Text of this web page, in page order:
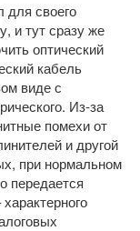
для своего
и тут сразу же
оптический
кабель
виде с
Из-за
помехи от
и другой
при нормальном
передается